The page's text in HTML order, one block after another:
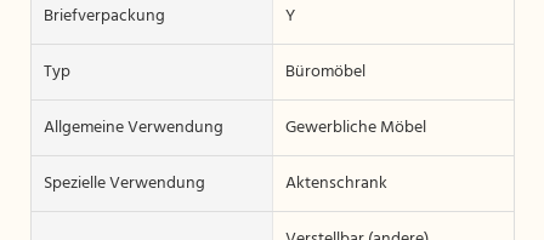
Briefverpackung
Y
Typ
Büromöbel
Allgemeine Verwendung
Gewerbliche Möbel
Spezielle Verwendung
Aktenschrank